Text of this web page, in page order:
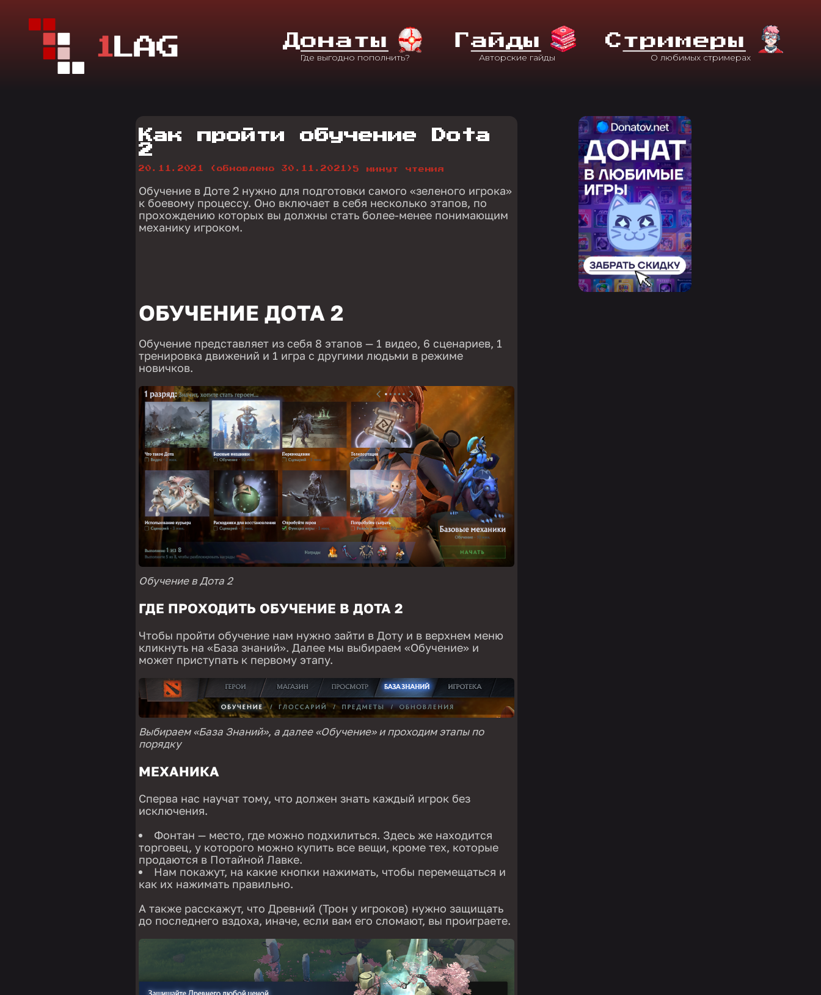
ДОнаты ГАйды С Тримеры
Как пройти обучение Dota
2
20.11.2021 (обновлено 30.11.2021)5 минут чтения
Обучение в Доте 2 нужно для подготовки самого «зеленого игрока»
к боевому процессу. Оно включает в себя несколько этапов, по
прохождению которых вы должны стать более-менее понимающим
механику игроком.
ОБУЧЕНИЕ ДОТА 2
Обучение представляет из себя 8 этапов — 1 видео, 6 сценариев, 1
тренировка движений и 1 игра с другими людьми в режиме
новичков.
Обучение в Дота 2
ГДЕ ПРОХОДИТЬ ОБУЧЕНИЕ В ДОТА 2
Чтобы пройти обучение нам нужно зайти в Доту и в верхнем меню
кликнуть на «База знаний». Далее мы выбираем «Обучение» и
может приступать к первому этапу.
Выбираем «База Знаний», а далее «Обучение» и проходим этапы по
порядку
МЕХАНИКА
Сперва нас научат тому, что должен знать каждый игрок без
исключения.
Фонтан — место, где можно подхилиться. Здесь же находится
торговец, у которого можно купить все вещи, кроме тех, которые
продаются в Потайной Лавке.
Нам покажут, на какие кнопки нажимать, чтобы перемещаться и
как их нажимать правильно.
А также расскажут, что Древний (Трон у игроков) нужно защищать
до последнего вздоха, иначе, если вам его сломают, вы проиграете.